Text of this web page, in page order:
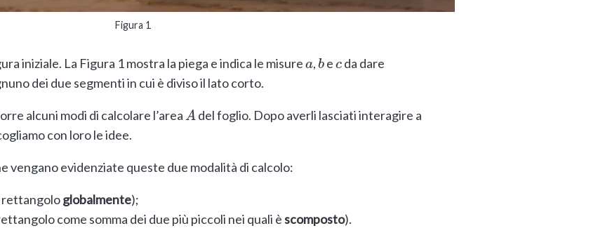
Figura 1
iniziale. La Figura 1 mostra la piega e indica le misurea,becda dare
dei due segmenti in cui è diviso il lato corto.
alcuni modi di calcolare l’areaA del foglio. Dopo averli lasciati interagire a
con loro le idee.
vengano evidenziate queste due modalità di calcolo:
globalmente);
come somma dei due più piccoli nei quali èscomposto).